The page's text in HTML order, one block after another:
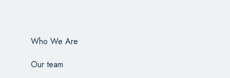
Who We Are
Our team